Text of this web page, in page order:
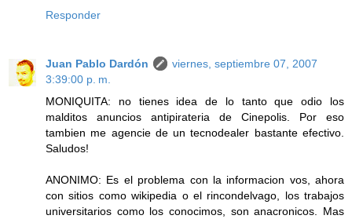
Responder
Juan Pablo Dardón
viernes, septiembre 07, 2007
3:39:00 p. m.
MONIQUITA: no tienes idea de lo tanto que odio los
malditos anuncios antipirateria de Cinepolis. Por eso
tambien me agencie de un tecnodealer bastante efectivo.
Saludos!
ANONIMO: Es el problema con la informacion vos, ahora
con sitios como wikipedia o el rincondelvago, los trabajos
universitarios como los conocimos, son anacronicos. Mas